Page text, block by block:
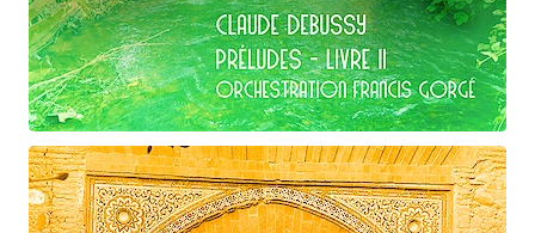
Claude Debussy
Ondine